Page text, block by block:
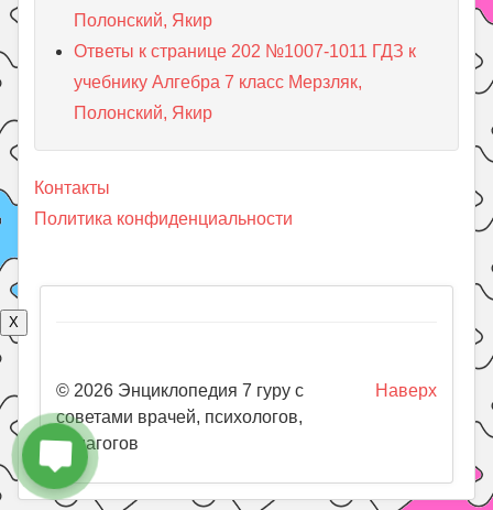
Полонский, Якир
Ответы к странице 202 №1007-1011 ГДЗ к
учебнику Алгебра 7 класс Мерзляк,
Полонский, Якир
Контакты
Политика конфиденциальности
X
Наверх
© 2026 Энциклопедия 7 гуру с
советами врачей, психологов,
педагогов